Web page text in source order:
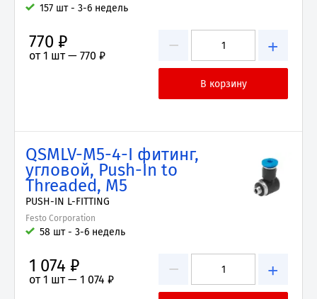
157 шт - 3-6 недель
− +
770 ₽
от 1 шт — 770 ₽
QSMLV-M5-4-I фитинг,
угловой, Push-In to
Threaded, M5
PUSH-IN L-FITTING
Festo Corporation
58 шт - 3-6 недель
− +
1 074 ₽
от 1 шт — 1 074 ₽